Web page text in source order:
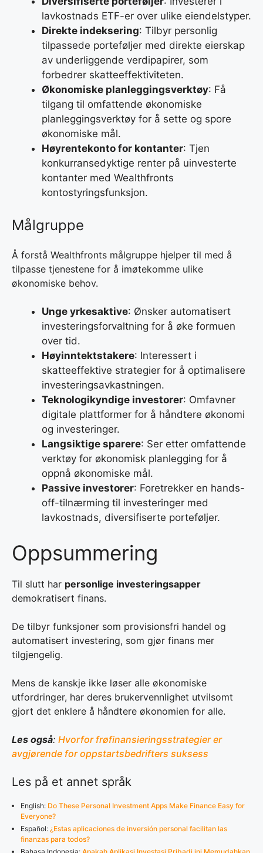
lavkostnads ETF-er over ulike eiendelstyper.
Direkte indeksering: Tilbyr personlig
tilpassede porteføljer med direkte eierskap
av underliggende verdipapirer, som
forbedrer skatteeffektiviteten.
Økonomiske planleggingsverktøy: Få
tilgang til omfattende økonomiske
planleggingsverktøy for å sette og spore
økonomiske mål.
Høyrentekonto for kontanter: Tjen
konkurransedyktige renter på uinvesterte
kontanter med Wealthfronts
kontostyringsfunksjon.
Målgruppe
Å forstå Wealthfronts målgruppe hjelper til med å
tilpasse tjenestene for å imøtekomme ulike
økonomiske behov.
Unge yrkesaktive: Ønsker automatisert
investeringsforvaltning for å øke formuen
over tid.
Høyinntektstakere: Interessert i
skatteeffektive strategier for å optimalisere
investeringsavkastningen.
Teknologikyndige investorer: Omfavner
digitale plattformer for å håndtere økonomi
og investeringer.
Langsiktige sparere: Ser etter omfattende
verktøy for økonomisk planlegging for å
oppnå økonomiske mål.
Passive investorer: Foretrekker en hands-
off-tilnærming til investeringer med
lavkostnads, diversifiserte porteføljer.
Oppsummering
Til slutt har personlige investeringsapper
demokratisert finans.
De tilbyr funksjoner som provisionsfri handel og
automatisert investering, som gjør finans mer
tilgjengelig.
Mens de kanskje ikke løser alle økonomiske
utfordringer, har deres brukervennlighet utvilsomt
gjort det enklere å håndtere økonomien for alle.
Les også: Hvorfor frøfinansieringsstrategier er
avgjørende for oppstartsbedrifters suksess
Les på et annet språk
English: Do These Personal Investment Apps Make Finance Easy for
Everyone?
Español: ¿Estas aplicaciones de inversión personal facilitan las
finanzas para todos?